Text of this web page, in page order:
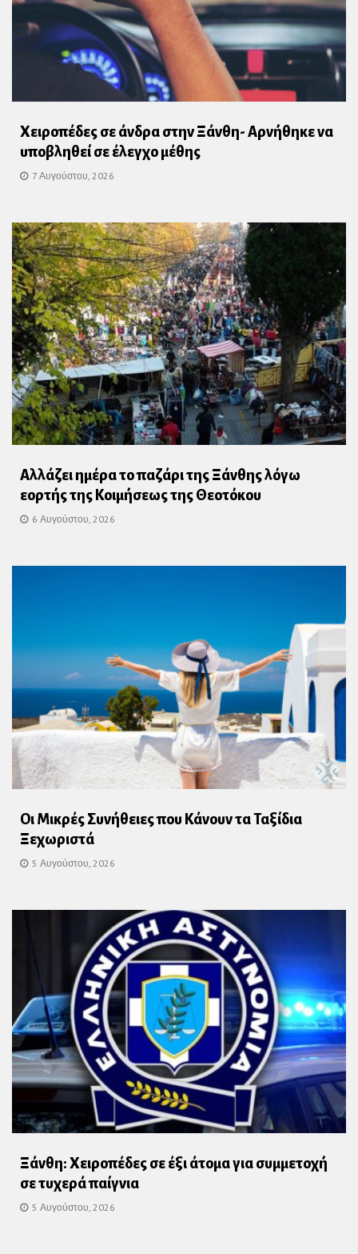
Χειροπέδες σε άνδρα στην Ξάνθη- Αρνήθηκε να
υποβληθεί σε έλεγχο μέθης
7 Αυγούστου, 2026
Αλλάζει ημέρα το παζάρι της Ξάνθης λόγω
εορτής της Κοιμήσεως της Θεοτόκου
6 Αυγούστου, 2026
Οι Μικρές Συνήθειες που Κάνουν τα Ταξίδια
Ξεχωριστά
5 Αυγούστου, 2026
Ξάνθη: Χειροπέδες σε έξι άτομα για συμμετοχή
σε τυχερά παίγνια
5 Αυγούστου, 2026